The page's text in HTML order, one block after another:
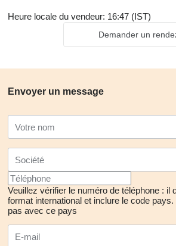
Heure locale du vendeur: 16:47 (IST)
Demander un
Envoyer un message
Veuillez vérifier le numéro de téléphone : il
format international et inclure le code pays.
pas avec ce pays